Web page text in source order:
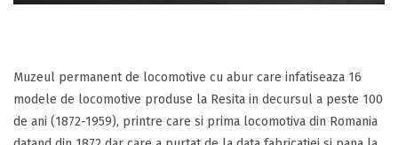
Muzeul permanent de locomotive cu abur care infatiseaza 16
modele de locomotive produse la Resita in decursul a peste 100
de ani (1872-1959), printre care si prima locomotiva din Romania